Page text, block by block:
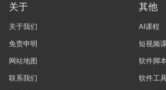
关于
关于我们
免责申明
网站地图
联系我们
其他
AI课程
短视频
软件脚
软件工